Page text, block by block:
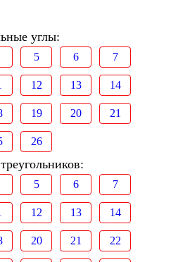
углы:
5 6 7
12 13 14
19 20 21
26
5 6 7
12 13 14
20 21 22